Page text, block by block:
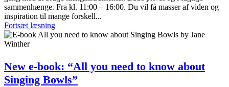
sammenhænge. Fra kl. 11:00 – 16:00. Du vil få masser af viden og
inspiration til mange forskell...
Fortsæt læsning
New e-book: “All you need to know about
Singing Bowls”